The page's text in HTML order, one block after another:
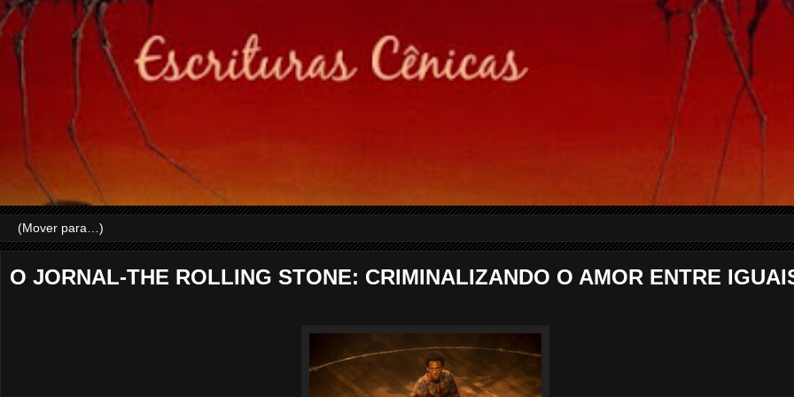
O JORNAL-THE ROLLING STONE: CRIMINALIZANDO O AMOR ENTRE